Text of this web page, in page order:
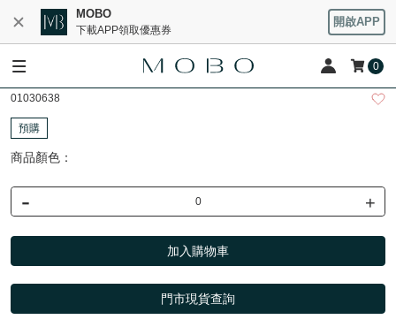
MOBO
下載APP領取優惠券
開啟APP
0
01030638
預購
商品顏色：
- +
加入購物車
門市現貨查詢